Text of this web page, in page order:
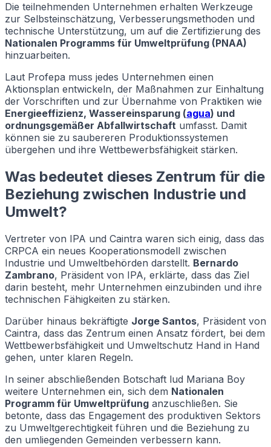
Die teilnehmenden Unternehmen erhalten Werkzeuge
zur Selbsteinschätzung, Verbesserungsmethoden und
technische Unterstützung, um auf die Zertifizierung des
Nationalen Programms für Umweltprüfung (PNAA)
hinzuarbeiten.
Laut Profepa muss jedes Unternehmen einen
Aktionsplan entwickeln, der Maßnahmen zur Einhaltung
der Vorschriften und zur Übernahme von Praktiken wie
Energieeffizienz, Wassereinsparung (agua) und
ordnungsgemäßer Abfallwirtschaft umfasst. Damit
können sie zu saubereren Produktionssystemen
übergehen und ihre Wettbewerbsfähigkeit stärken.
Was bedeutet dieses Zentrum für die
Beziehung zwischen Industrie und
Umwelt?
Vertreter von IPA und Caintra waren sich einig, dass das
CRPCA ein neues Kooperationsmodell zwischen
Industrie und Umweltbehörden darstellt. Bernardo
Zambrano, Präsident von IPA, erklärte, dass das Ziel
darin besteht, mehr Unternehmen einzubinden und ihre
technischen Fähigkeiten zu stärken.
Darüber hinaus bekräftigte Jorge Santos, Präsident von
Caintra, dass das Zentrum einen Ansatz fördert, bei dem
Wettbewerbsfähigkeit und Umweltschutz Hand in Hand
gehen, unter klaren Regeln.
In seiner abschließenden Botschaft lud Mariana Boy
weitere Unternehmen ein, sich dem Nationalen
Programm für Umweltprüfung anzuschließen. Sie
betonte, dass das Engagement des produktiven Sektors
zu Umweltgerechtigkeit führen und die Beziehung zu
den umliegenden Gemeinden verbessern kann.